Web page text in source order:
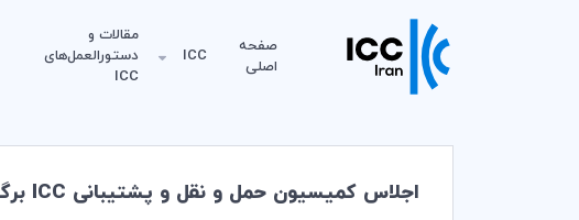
صفحه
اصلی
ICC
مقالات و
دستورالعمل‌های
ICC
اجلاس کمیسیون حمل و نقل و پشتیبانی ICC برگزار شد